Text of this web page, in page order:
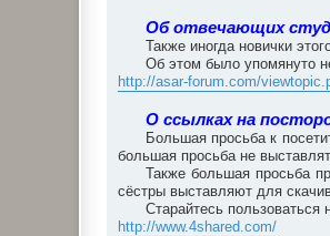
Об отвечающих
Также иногда новички
Об этом было упомянуто
http://asar-forum.com/
О ссылках на
Большая просьба к
большая просьба не
Также большая просьба
сёстры выставляют для
Старайтесь
http://www.4shared.com/